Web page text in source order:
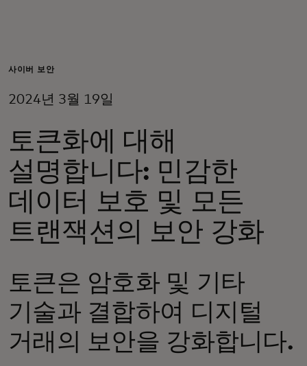
기업을 위한 서비스
혁신가를 위한 서비스
뉴스 및 트렌드
사이버 보안
2024년 3월 19일
토큰화에 대해
설명합니다: 민감한
데이터 보호 및 모든
트랜잭션의 보안 강화
토큰은 암호화 및 기타
기술과 결합하여 디지털
거래의 보안을 강화합니다.